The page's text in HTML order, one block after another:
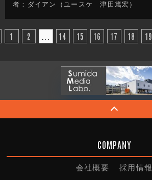
者：ダイアン（ユースケ 津田篤宏）
1 2 14 15 16 17 18 19
COMPANY
会社概要 採用情報